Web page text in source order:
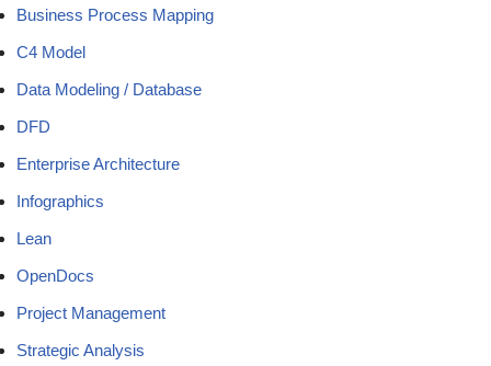
Business Process Mapping
C4 Model
Data Modeling / Database
DFD
Enterprise Architecture
Infographics
Lean
OpenDocs
Project Management
Strategic Analysis